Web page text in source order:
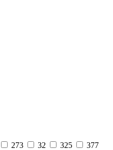
273 32 325
377